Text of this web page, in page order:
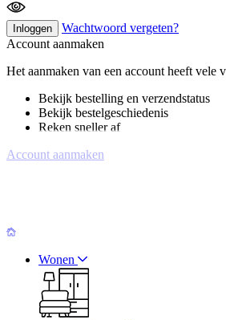
Inloggen
Wachtwoord vergeten?
Account aanmaken
Het aanmaken van een account heeft vele
Bekijk bestelling en verzendstatus
Bekijk bestelgeschiedenis
Reken sneller af
Account aanmaken
Wonen